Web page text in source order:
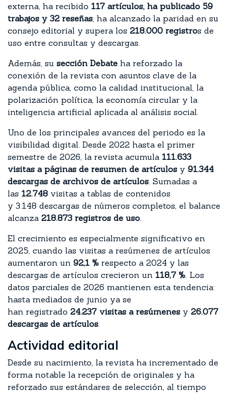
externa, ha recibido 117 artículos, ha publicado 59
trabajos y 32 reseñas, ha alcanzado la paridad en su
consejo editorial y supera los 218.000 registros de
uso entre consultas y descargas.
Además, su sección Debate ha reforzado la
conexión de la revista con asuntos clave de la
agenda pública, como la calidad institucional, la
polarización política, la economía circular y la
inteligencia artificial aplicada al análisis social.
Uno de los principales avances del periodo es la
visibilidad digital. Desde 2022 hasta el primer
semestre de 2026, la revista acumula 111.633
visitas a páginas de resumen de artículos y 91.344
descargas de archivos de artículos. Sumadas a
las 12.748 visitas a tablas de contenidos
y 3.148 descargas de números completos, el balance
alcanza 218.873 registros de uso.
El crecimiento es especialmente significativo en
2025, cuando las visitas a resúmenes de artículos
aumentaron un 92,1 % respecto a 2024 y las
descargas de artículos crecieron un 118,7 %. Los
datos parciales de 2026 mantienen esta tendencia:
hasta mediados de junio ya se
han registrado 24.237 visitas a resúmenes y 26.077
descargas de artículos.
Actividad editorial
Desde su nacimiento, la revista ha incrementado de
forma notable la recepción de originales y ha
reforzado sus estándares de selección, al tiempo